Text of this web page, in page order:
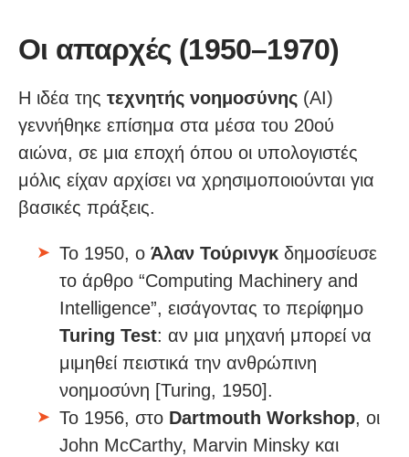
Οι απαρχές (1950–1970)
Η ιδέα της τεχνητής νοημοσύνης (AI)
γεννήθηκε επίσημα στα μέσα του 20ού
αιώνα, σε μια εποχή όπου οι υπολογιστές
μόλις είχαν αρχίσει να χρησιμοποιούνται για
βασικές πράξεις.
Το 1950, ο Άλαν Τούρινγκ δημοσίευσε
το άρθρο “Computing Machinery and
Intelligence”, εισάγοντας το περίφημο
Turing Test: αν μια μηχανή μπορεί να
μιμηθεί πειστικά την ανθρώπινη
νοημοσύνη [Turing, 1950].
Το 1956, στο Dartmouth Workshop, οι
John McCarthy, Marvin Minsky και